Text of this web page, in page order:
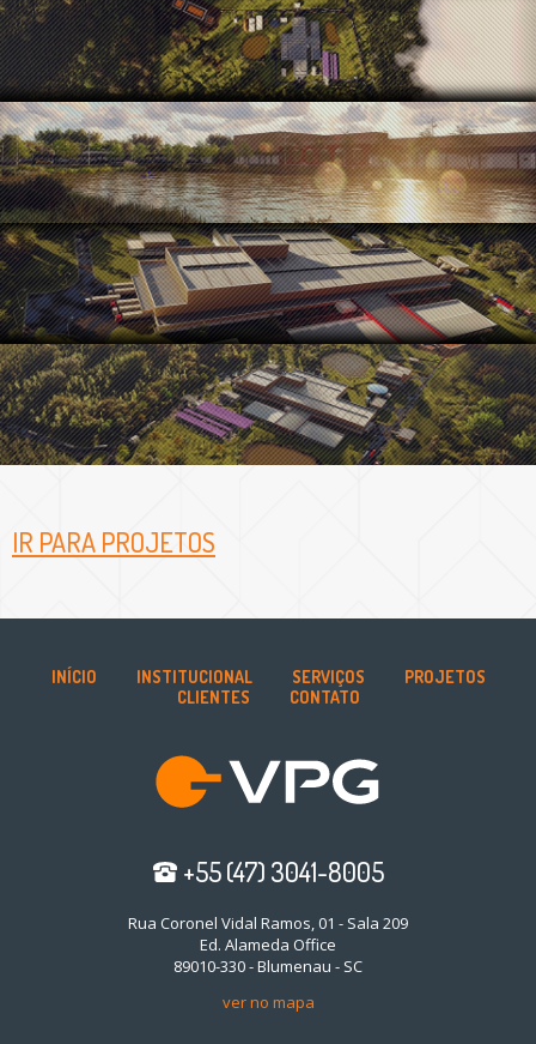
IR PARA PROJETOS
INÍCIO INSTITUCIONAL SERVIÇOS
PROJETOS
CLIENTES
CONTATO
+55 (47) 3041-8005
Rua Coronel Vidal Ramos, 01 - Sala 209
Ed. Alameda Office
89010-330 - Blumenau - SC
ver no mapa